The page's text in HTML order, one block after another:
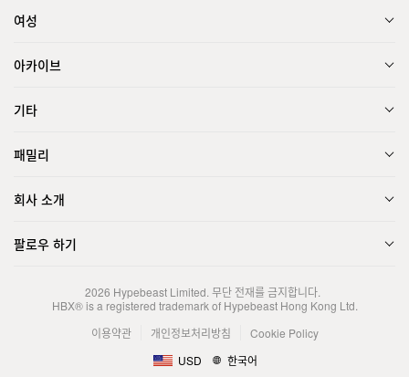
여성
아카이브
기타
패밀리
회사 소개
팔로우 하기
2026 Hypebeast Limited. 무단 전재를 금지합니다.
HBX® is a registered trademark of Hypebeast Hong Kong Ltd.
이용약관
개인정보처리방침
Cookie Policy
USD
한국어